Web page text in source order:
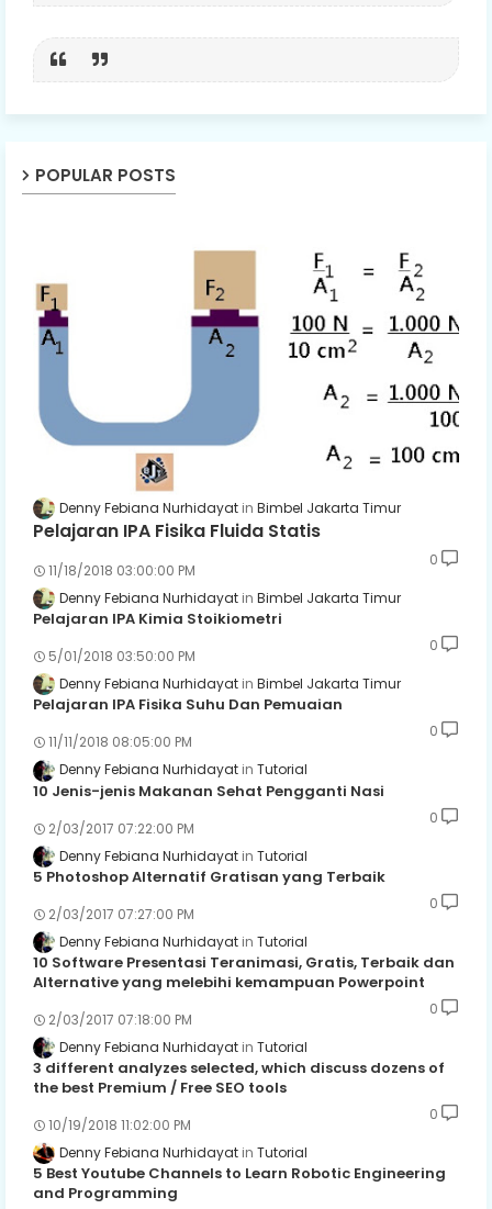
POPULAR POSTS
Denny Febiana Nurhidayat Bimbel Jakarta Timur
Pelajaran IPA Fisika Fluida Statis
11/18/2018 03:00:00 PM
0
Denny Febiana Nurhidayat Bimbel Jakarta Timur
Pelajaran IPA Kimia Stoikiometri
5/01/2018 03:50:00 PM
0
Denny Febiana Nurhidayat Bimbel Jakarta Timur
Pelajaran IPA Fisika Suhu Dan Pemuaian
11/11/2018 08:05:00 PM
0
Denny Febiana Nurhidayat Tutorial
10 Jenis-jenis Makanan Sehat Pengganti Nasi
2/03/2017 07:22:00 PM
0
Denny Febiana Nurhidayat Tutorial
5 Photoshop Alternatif Gratisan yang Terbaik
2/03/2017 07:27:00 PM
0
Denny Febiana Nurhidayat Tutorial
10 Software Presentasi Teranimasi, Gratis, Terbaik dan
Alternative yang melebihi kemampuan Powerpoint
2/03/2017 07:18:00 PM
0
Denny Febiana Nurhidayat Tutorial
3 different analyzes selected, which discuss dozens of
the best Premium / Free SEO tools
10/19/2018 11:02:00 PM
0
Denny Febiana Nurhidayat Tutorial
5 Best Youtube Channels to Learn Robotic Engineering
and Programming